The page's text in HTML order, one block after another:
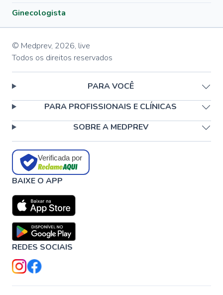
Ginecologista
© Medprev, 2026, live
Todos os direitos reservados
PARA VOCÊ
PARA PROFISSIONAIS E CLÍNICAS
SOBRE A MEDPREV
Verificada por
BAIXE O APP
REDES SOCIAIS